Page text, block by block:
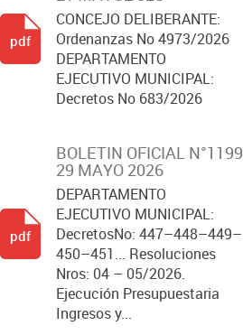
CONCEJO DELIBERANTE:
Ordenanzas No 4973/2026
DEPARTAMENTO
EJECUTIVO MUNICIPAL:
Decretos No 683/2026
pdf
BOLETIN OFICIAL N°1199
29 MAYO 2026
DEPARTAMENTO
EJECUTIVO MUNICIPAL:
DecretosNo: 447–448–449–
450–451... Resoluciones
Nros: 04 – 05/2026.
Ejecución Presupuestaria
Ingresos y...
pdf